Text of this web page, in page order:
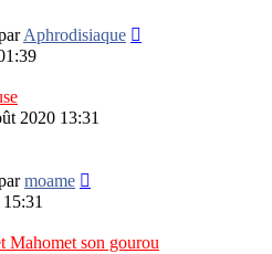
Aphrodisiaque
2020 13:31
moame
Mahomet son gourou